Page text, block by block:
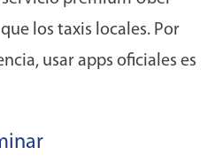
los taxis locales. Por
usar apps oficiales es